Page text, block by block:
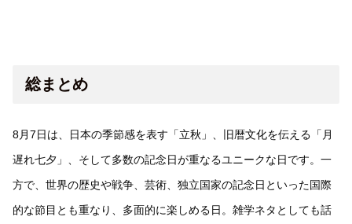
総まとめ
8月7日は、日本の季節感を表す「立秋」、旧暦文化を伝える「月
遅れ七夕」、そして多数の記念日が重なるユニークな日です。一
方で、世界の歴史や戦争、芸術、独立国家の記念日といった国際
的な節目とも重なり、多面的に楽しめる日。雑学ネタとしても話